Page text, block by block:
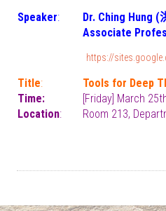
Speaker:
Dr. Ching Hung (
Associate
https://
Title:
Tools for Deep
Time:
[Friday] March
Location: Room 213,